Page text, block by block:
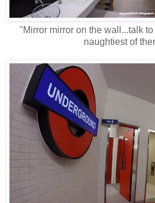
"Mirror mirror on the wall...talk
naughtiest of